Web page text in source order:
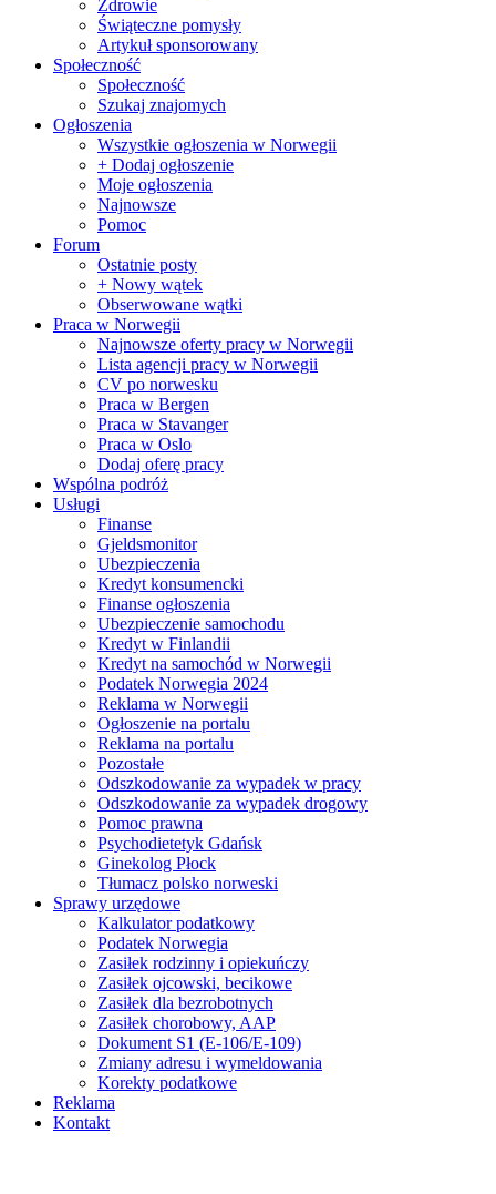
Zdrowie
Świąteczne pomysły
Artykuł sponsorowany
Społeczność
Społeczność
Szukaj znajomych
Ogłoszenia
Wszystkie ogłoszenia w Norwegii
+ Dodaj ogłoszenie
Moje ogłoszenia
Najnowsze
Pomoc
Forum
Ostatnie posty
+ Nowy wątek
Obserwowane wątki
Praca w Norwegii
Najnowsze oferty pracy w Norwegii
Lista agencji pracy w Norwegii
CV po norwesku
Praca w Bergen
Praca w Stavanger
Praca w Oslo
Dodaj oferę pracy
Wspólna podróż
Usługi
Finanse
Gjeldsmonitor
Ubezpieczenia
Kredyt konsumencki
Finanse ogłoszenia
Ubezpieczenie samochodu
Kredyt w Finlandii
Kredyt na samochód w Norwegii
Podatek Norwegia 2024
Reklama w Norwegii
Ogłoszenie na portalu
Reklama na portalu
Pozostałe
Odszkodowanie za wypadek w pracy
Odszkodowanie za wypadek drogowy
Pomoc prawna
Psychodietetyk Gdańsk
Ginekolog Płock
Tłumacz polsko norweski
Sprawy urzędowe
Kalkulator podatkowy
Podatek Norwegia
Zasiłek rodzinny i opiekuńczy
Zasiłek ojcowski, becikowe
Zasiłek dla bezrobotnych
Zasiłek chorobowy, AAP
Dokument S1 (E-106/E-109)
Zmiany adresu i wymeldowania
Korekty podatkowe
Reklama
Kontakt